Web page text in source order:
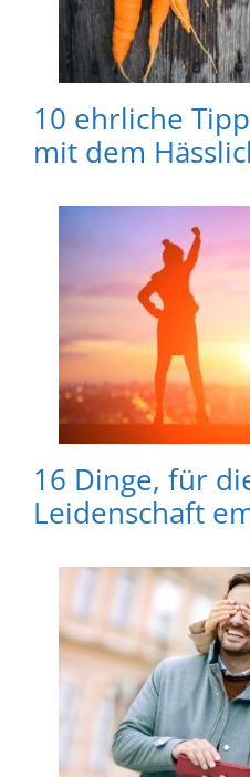
10 ehrliche
mit dem
16 Dinge, für
Leidenschaft